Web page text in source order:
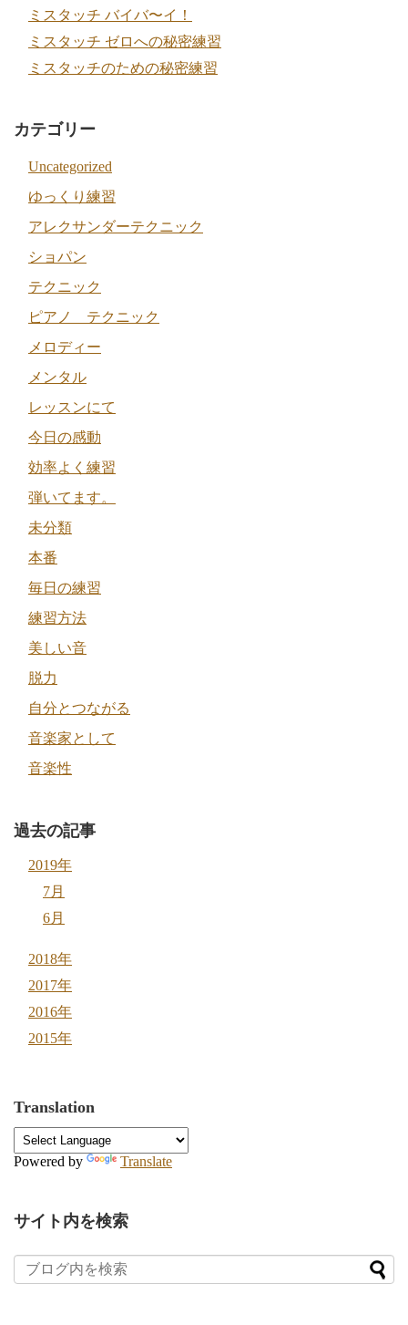
ミスタッチ バイバ〜イ！
ミスタッチ ゼロへの秘密練習
ミスタッチのための秘密練習
カテゴリー
Uncategorized
ゆっくり練習
アレクサンダーテクニック
ショパン
テクニック
ピアノ テクニック
メロディー
メンタル
レッスンにて
今日の感動
効率よく練習
弾いてます。
未分類
本番
毎日の練習
練習方法
美しい音
脱力
自分とつながる
音楽家として
音楽性
過去の記事
2019年
7月
6月
2018年
2017年
2016年
2015年
Translation
Powered by Translate
サイト内を検索